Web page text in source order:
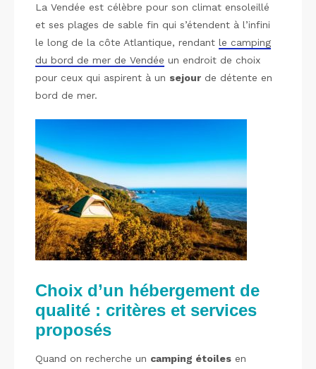
La Vendée est célèbre pour son climat ensoleillé
et ses plages de sable fin qui s’étendent à l’infini
le long de la côte Atlantique, rendant le camping
du bord de mer de Vendée un endroit de choix
pour ceux qui aspirent à un sejour de détente en
bord de mer.
Choix d’un hébergement de
qualité : critères et services
proposés
Quand on recherche un camping étoiles en